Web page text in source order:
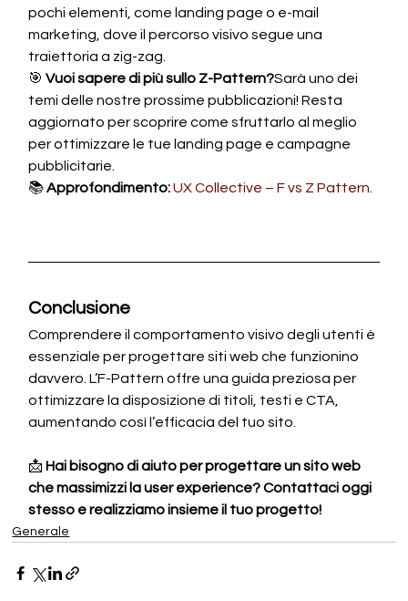
pochi elementi, come landing page o e-mail
marketing, dove il percorso visivo segue una
traiettoria a zig-zag.
🎯 Vuoi sapere di più sullo Z-Pattern?Sarà uno dei
temi delle nostre prossime pubblicazioni! Resta
aggiornato per scoprire come sfruttarlo al meglio
per ottimizzare le tue landing page e campagne
pubblicitarie.
📚 Approfondimento: UX Collective – F vs Z Pattern
Conclusione
Comprendere il comportamento visivo degli utenti è
essenziale per progettare siti web che funzionino
davvero. L’F-Pattern offre una guida preziosa per
ottimizzare la disposizione di titoli, testi e CTA,
aumentando così l’efficacia del tuo sito.
📩 Hai bisogno di aiuto per progettare un sito web
che massimizzi la user experience? Contattaci oggi
stesso e realizziamo insieme il tuo progetto!
Generale